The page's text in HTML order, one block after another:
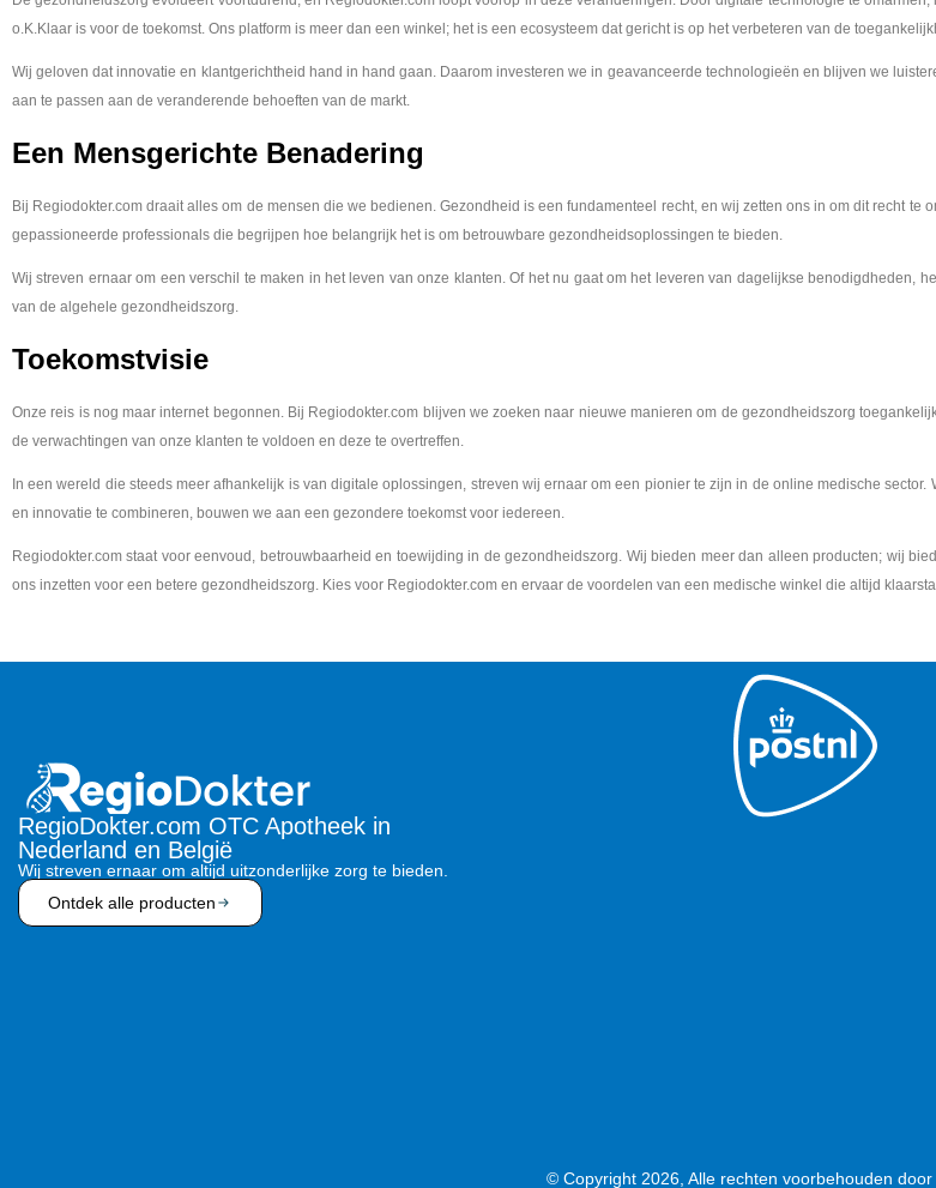
o.K.Klaar is voor de toekomst. Ons platform is meer dan een winkel; het is een ecosysteem dat gericht is op het verbeteren van de
Wij geloven dat innovatie en klantgerichtheid hand in hand gaan. Daarom investeren we in geavanceerde technologieën en blijven we
aan te passen aan de veranderende behoeften van de markt.
Een Mensgerichte Benadering
Bij Regiodokter.com draait alles om de mensen die we bedienen. Gezondheid is een fundamenteel recht, en wij zetten ons in om dit recht
gepassioneerde professionals die begrijpen hoe belangrijk het is om betrouwbare gezondheidsoplossingen te bieden.
Wij streven ernaar om een verschil te maken in het leven van onze klanten. Of het nu gaat om het leveren van dagelijkse benodigdheden,
van de algehele gezondheidszorg.
Toekomstvisie
Onze reis is nog maar internet begonnen. Bij Regiodokter.com blijven we zoeken naar nieuwe manieren om de gezondheidszorg
de verwachtingen van onze klanten te voldoen en deze te overtreffen.
In een wereld die steeds meer afhankelijk is van digitale oplossingen, streven wij ernaar om een pionier te zijn in de online medische
en innovatie te combineren, bouwen we aan een gezondere toekomst voor iedereen.
Regiodokter.com staat voor eenvoud, betrouwbaarheid en toewijding in de gezondheidszorg. Wij bieden meer dan alleen producten; wij
ons inzetten voor een betere gezondheidszorg. Kies voor Regiodokter.com en ervaar de voordelen van een medische winkel die altijd
RegioDokter.com OTC Apotheek in
Nederland en België
Wij streven ernaar om altijd uitzonderlijke zorg te bieden.
Ontdek alle producten
© Copyright 2026, Alle rechten voorbehouden